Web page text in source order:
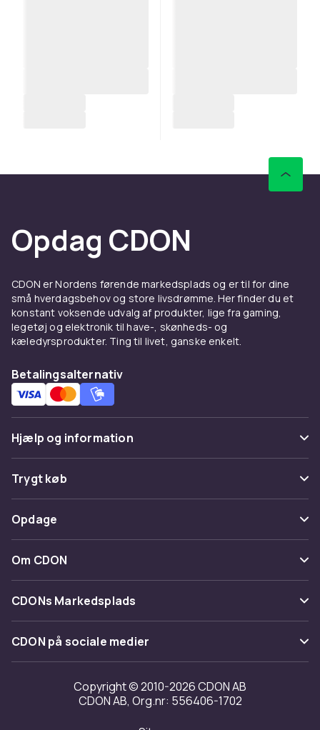
Opdag CDON
CDON er Nordens førende markedsplads og er til for dine
små hverdagsbehov og store livsdrømme. Her finder du et
konstant voksende udvalg af produkter, lige fra gaming,
legetøj og elektronik til have-, skønheds- og
kæledyrsprodukter. Ting til livet, ganske enkelt.
Betalingsalternativ
Hjælp og information
Ofte stillede spørgsmål
Spor pakke
Fortryd & returner her
Kontakt os
Trygt køb
Betaling
Levering
Tilbagekaldelser
Opdage
Kategorier
Maerke
Om CDON
Om os
Kundeanmeldelser
Arbejd på CDON
Investor relations
Tilgængelighed
CDONs Markedsplads
Merchant Help Center
CDON på sociale medier
Copyright © 2010-2026 CDON AB
CDON AB, Org.nr: 556406-1702